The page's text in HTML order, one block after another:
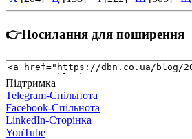
👉Посилання для поширення
Підтримка
Telegram-Спільнота
Facebook-Спільнота
LinkedIn-Сторінка
YouTube